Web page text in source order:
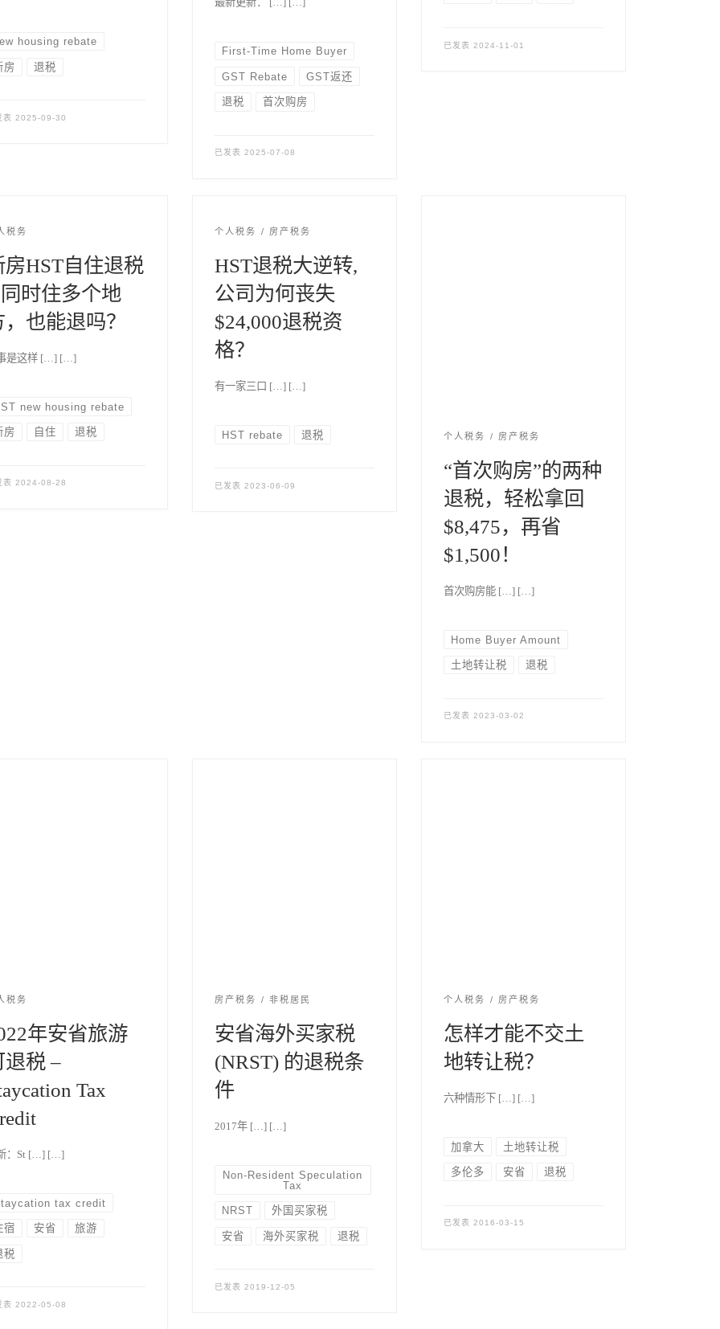
housing rebate
房 退税
表 2025-09-30
First-Time Home Buyer
GST Rebate GST返还
退税 首次购房
已发表 2025-07-08
已发表 2024-11-01
税务
房HST自住退税
时住多个地
，也能退吗？
是这样 […] […]
new housing rebate
房 自住 退税
表 2024-08-28
个人税务 房产税务
HST退税大逆转,
公司为何丧失
$24,000退税资
格？
有一家三口 […] […]
HST rebate 退税
已发表 2023-06-09
个人税务 房产税务
“首次购房”的两种
退税，轻松拿回
$8,475，再省
$1,500！
首次购房能 […] […]
Home Buyer Amount
土地转让税 退税
已发表 2023-03-02
税务
年安省旅游
退税 –
Tax
：St […] […]
tax credit
宿 安省 旅游
税
表 2022-05-08
房产税务 非税居民
安省海外买家税
(NRST) 的退税条
件
2017年 […] […]
Non-Resident Speculation
Tax
NRST 外国买家税
安省 海外买家税 退税
已发表 2019-12-05
个人税务 房产税务
怎样才能不交土
地转让税？
六种情形下 […] […]
加拿大 土地转让税
多伦多 安省 退税
已发表 2016-03-15